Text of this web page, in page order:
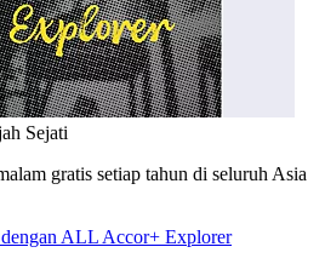
Sejati
gratis setiap tahun di seluruh Asia
ALL Accor+ Explorer